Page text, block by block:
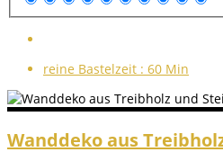
reine Bastelzeit : 60 Min
Wanddeko aus